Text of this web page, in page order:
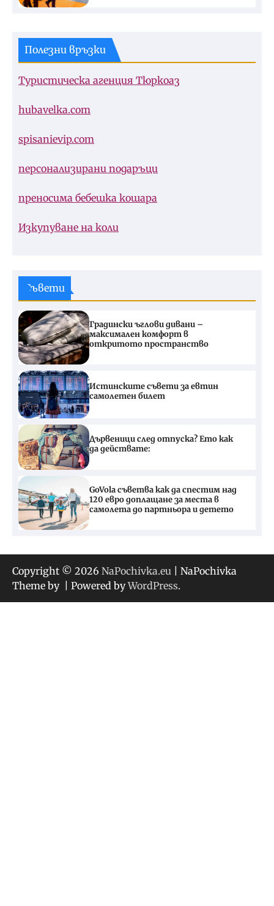
Полезни връзки
Туристическа агенция Тюркоаз
hubavelka.com
spisanievip.com
персонализирани подаръци
преносима бебешка кошара
Изкупуване на коли
Съвети
Градински ъглови дивани –
максимален комфорт в
откритото пространство
Истинските съвети за евтин
самолетен билет
Дървеници след отпуска? Ето как
да действате:
GoVola съветва как да спестим над
120 евро доплащане за места в
самолета до партньора и детето
Copyright © 2026 NaPochivka.eu | NaPochivka
Theme by
| Powered byWordPress.